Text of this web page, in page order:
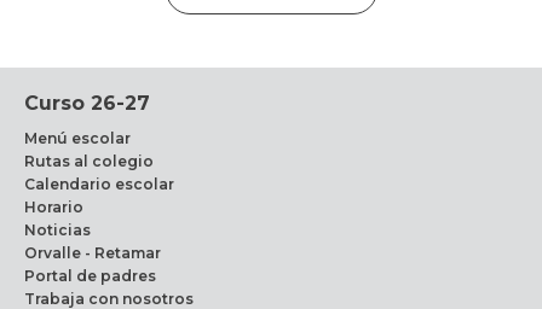
Curso 26-27
Menú escolar
Rutas al colegio
Calendario escolar
Horario
Noticias
Orvalle - Retamar
Portal de padres
Trabaja con nosotros